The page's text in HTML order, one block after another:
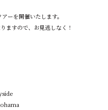
ーを開催いたします。
ますので、お見逃しなく！